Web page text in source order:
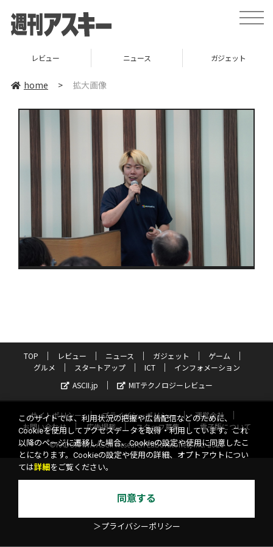
toggle
レビュー ニュース ガジェット
home > 拡大画像
TOP レビュー ニュース ガジェット
ゲーム
グルメ
スタートアップ ICT
インフォメーション
ASCII.jp
MITテクノロジーレビュー
サイトポリシー プライバシーポリシー
運営会社
お問い合わせ
広告掲載 スタッフ募集
電子版について
©KADOKAWA ASCII Research Laboratories, Inc. 2026
このサイトでは、利用状況の把握や広告配信などのために、
Cookieを使用してアクセスデータを取得・利用しています。これ
以降のページに遷移した場合、Cookieの設定や使用に同意したこ
とになります。Cookieの設定や使用の詳細、オプトアウトについ
ては詳細 をご覧ください。
同意する
＞プライバシーポリシー